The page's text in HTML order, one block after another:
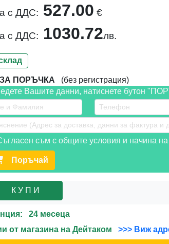
>>
с ДДС: 527.00 €
с ДДС: 1030.72лв.
ПОРЪЧКА (без регистрация)
Вашите данни, натиснете бутон
съм с общите условия и начина
Поръчай
К У П И
24 месеца
от магазина на Дейтаком
>>> Виж